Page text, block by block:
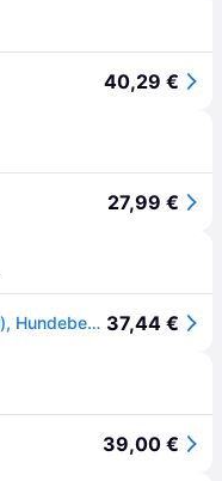
40,29 €
27,99 €
Trixie Mantel Minot (M, Hundemantel), Hundebekleidung 37,44 €
39,00 €